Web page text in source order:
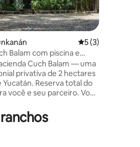
de 5, 46 avaliações
5 de uma
5 (3)
Balam com piscina e
pessoasCuch Balam — uma
privativa de 2 hectares
Reserva total do
e seu parceiro. Você
m² em plano aberto com
cozinha e sala de estar.